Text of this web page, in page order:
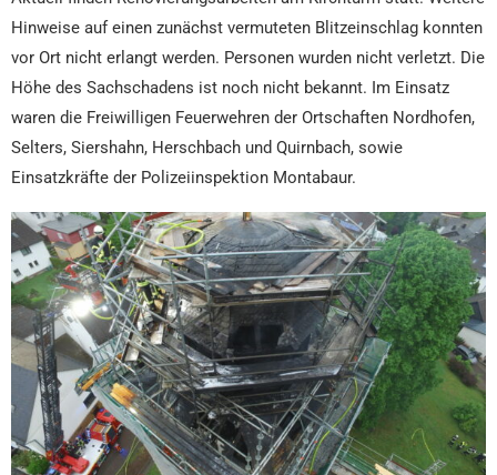
Hinweise auf einen zunächst vermuteten Blitzeinschlag konnten
vor Ort nicht erlangt werden. Personen wurden nicht verletzt. Die
Höhe des Sachschadens ist noch nicht bekannt. Im Einsatz
waren die Freiwilligen Feuerwehren der Ortschaften Nordhofen,
Selters, Siershahn, Herschbach und Quirnbach, sowie
Einsatzkräfte der Polizeiinspektion Montabaur.